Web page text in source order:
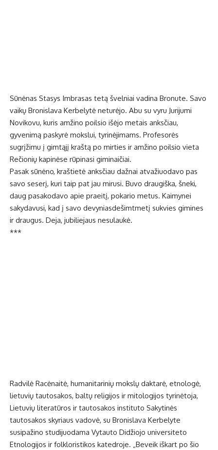
Sūnėnas Stasys Imbrasas tetą švelniai vadina Bronute. Savo
vaikų Bronislava Kerbelytė neturėjo. Abu su vyru Jurijumi
Novikovu, kuris amžino poilsio išėjo metais anksčiau,
gyvenimą paskyrė mokslui, tyrinėjimams. Profesorės
sugrįžimu į gimtąjį kraštą po mirties ir amžino poilsio vieta
Rečionių kapinėse rūpinasi giminaičiai.
Pasak sūnėno, kraštietė anksčiau dažnai atvažiuodavo pas
savo seserį, kuri taip pat jau mirusi. Buvo draugiška, šneki,
daug pasakodavo apie praeitį, pokario metus. Kaimynei
sakydavusi, kad į savo devyniasdešimtmetį sukvies gimines
ir draugus. Deja, jubiliejaus nesulaukė.
***
Radvilė Racėnaitė, humanitarinių mokslų daktarė, etnologė,
lietuvių tautosakos, baltų religijos ir mitologijos tyrinėtoja,
Lietuvių literatūros ir tautosakos instituto Sakytinės
tautosakos skyriaus vadovė, su Bronislava Kerbelyte
susipažino studijuodama Vytauto Didžiojo universiteto
Etnologijos ir folkloristikos katedroje. „Beveik iškart po šio